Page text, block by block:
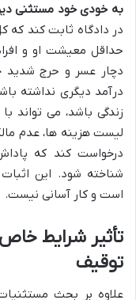
به خودی خود مستثنی
در دادگاه ثابت کند که
حداقل معیشت او و
دچار عسر و حرج شدید
درآمد دیگری نداشته
زندگی باشد، می تواند
لیست هزینه ها، عدم
درخواست کند که
شناخته شود. این
است و کار آسانی نیست.
تأثیر شرایط
توقیف
علاوه بر بحث